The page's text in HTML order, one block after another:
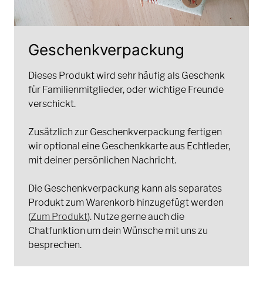
Geschenkverpackung
Dieses Produkt wird sehr häufig als Geschenk
für Familienmitglieder, oder wichtige Freunde
verschickt.
Zusätzlich zur Geschenkverpackung fertigen
wir optional eine Geschenkkarte aus Echtleder,
mit deiner persönlichen Nachricht.
Die Geschenkverpackung kann als separates
Produkt zum Warenkorb hinzugefügt werden
(Zum Produkt). Nutze gerne auch die
Chatfunktion um dein Wünsche mit uns zu
besprechen.